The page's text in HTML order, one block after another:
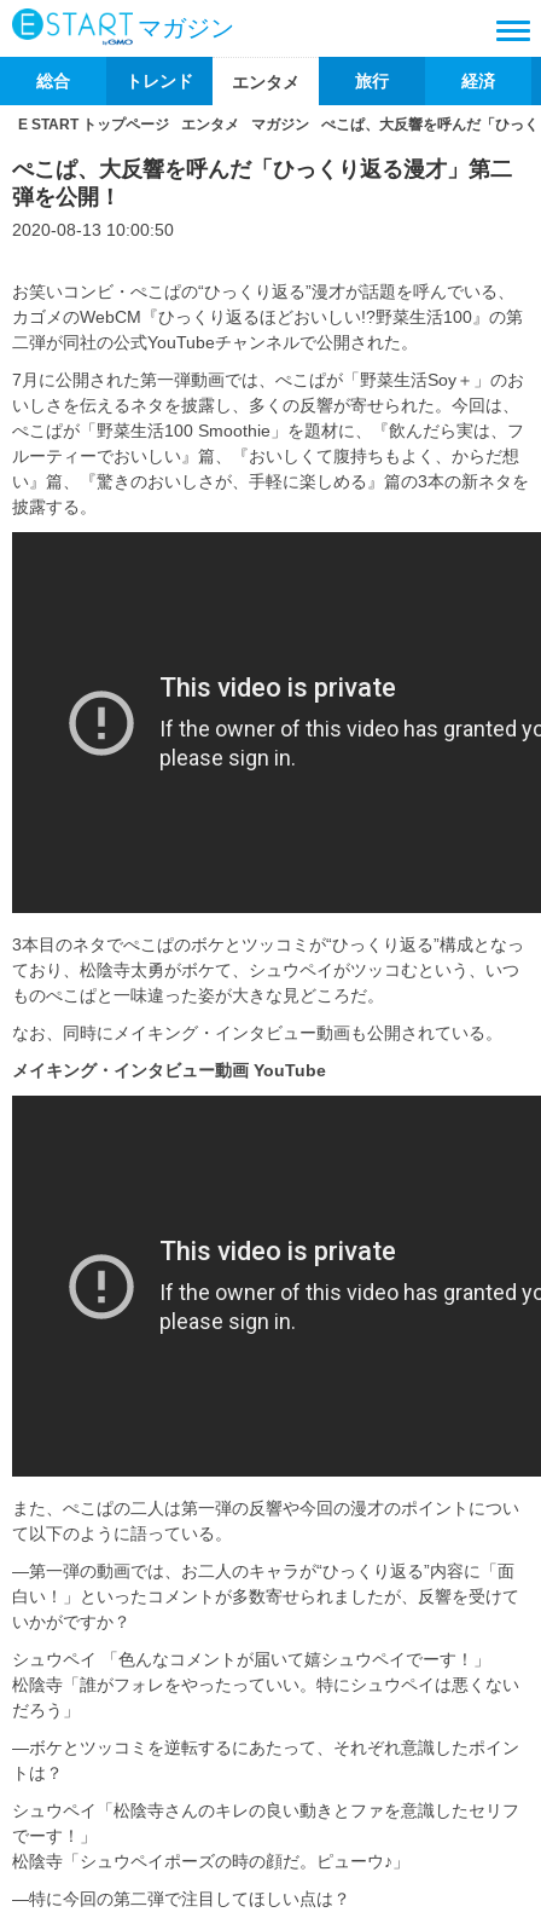
マガジン
総合 トレンド エンタメ 旅行 経済
E START トップページ エンタメ マガジン ぺこぱ、大反響を呼んだ「ひっ
ぺこぱ、大反響を呼んだ「ひっくり返る漫才」第二
弾を公開！
2020-08-13 10:00:50
お笑いコンビ・ぺこぱの“ひっくり返る”漫才が話題を呼んでいる、
カゴメのWebCM『ひっくり返るほどおいしい!?野菜生活100』の第
二弾が同社の公式YouTubeチャンネルで公開された。
7月に公開された第一弾動画では、ぺこぱが「野菜生活Soy＋」のお
いしさを伝えるネタを披露し、多くの反響が寄せられた。今回は、
ぺこぱが「野菜生活100 Smoothie」を題材に、『飲んだら実は、フ
ルーティーでおいしい』篇、『おいしくて腹持ちもよく、からだ想
い』篇、『驚きのおいしさが、手軽に楽しめる』篇の3本の新ネタを
披露する。
3本目のネタでぺこぱのボケとツッコミが“ひっくり返る”構成となっ
ており、松陰寺太勇がボケて、シュウペイがツッコむという、いつ
ものぺこぱと一味違った姿が大きな見どころだ。
なお、同時にメイキング・インタビュー動画も公開されている。
メイキング・インタビュー動画 YouTube
また、ぺこぱの二人は第一弾の反響や今回の漫才のポイントについ
て以下のように語っている。
―第一弾の動画では、お二人のキャラが“ひっくり返る”内容に「面
白い！」といったコメントが多数寄せられましたが、反響を受けて
いかがですか？
シュウペイ 「色んなコメントが届いて嬉シュウペイでーす！」
松陰寺「誰がフォレをやったっていい。特にシュウペイは悪くない
だろう」
―ボケとツッコミを逆転するにあたって、それぞれ意識したポイン
トは？
シュウペイ「松陰寺さんのキレの良い動きとファを意識したセリフ
でーす！」
松陰寺「シュウペイポーズの時の顔だ。ピューウ♪」
―特に今回の第二弾で注目してほしい点は？